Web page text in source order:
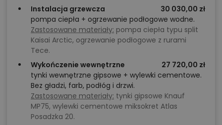
Instalacja grzewcza
30 030,00 zł
pompa ciepła + ogrzewanie podłogowe wodne.
Zastosowane materiały: pompa ciepła typu split
Kaisai Arctic, ogrzewanie podłogowe z rurami
Tece.
Wykończenie wewnętrzne
27 720,00 zł
tynki wewnętrzne gipsowe + wylewki cementowe.
Bez gładzi, farb, podłóg i drzwi.
Zastosowane materiały: tynki gipsowe Knauf
MP75, wylewki cementowe miksokret Atlas
Posadzka 20.